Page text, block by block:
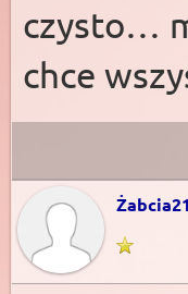
czysto…
chce